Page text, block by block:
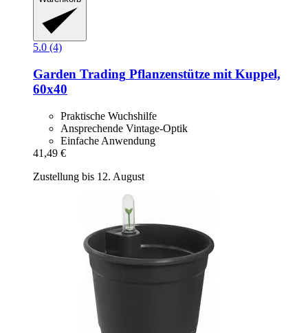
5.0 (4)
Garden Trading Pflanzenstütze mit Kuppel,
60x40
Praktische Wuchshilfe
Ansprechende Vintage-Optik
Einfache Anwendung
41,49 €
Zustellung bis 12. August